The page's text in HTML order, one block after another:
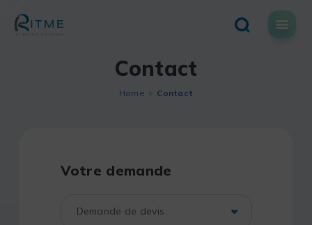
content
Contact
Home Contact
Votre demande